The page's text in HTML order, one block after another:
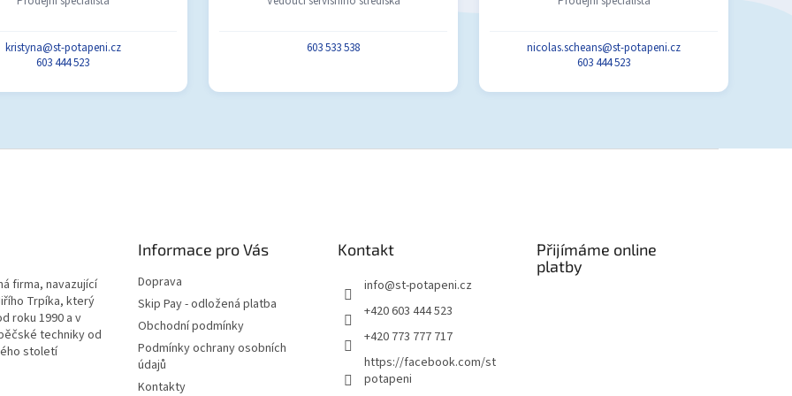
kristyna@st-potapeni.cz
603 444 523
603 533 538
nicolas.scheans@st-potapeni.cz
603 444 523
firma, navazující
Trpíka, který
roku 1990 a v
techniky od
století
Informace pro Vás
Doprava
Skip Pay - odložená platba
Obchodní podmínky
Podmínky ochrany osobních
údajů
Kontakty
Kontakt
info@st-potapeni.cz
+420 603 444 523
+420 773 777 717
https://facebook.com/st
potapeni
Přijímáme online
platby